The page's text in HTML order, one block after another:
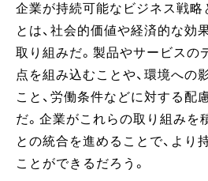
企業が持続可能なビジネス戦略
とは、社会的価値や経済的な効
取り組みだ。製品やサービスの
点を組み込むことや、環境への
こと、労働条件などに対する配
だ。企業がこれらの取り組みを
との統合を進めることで、より
ことができるだろう。